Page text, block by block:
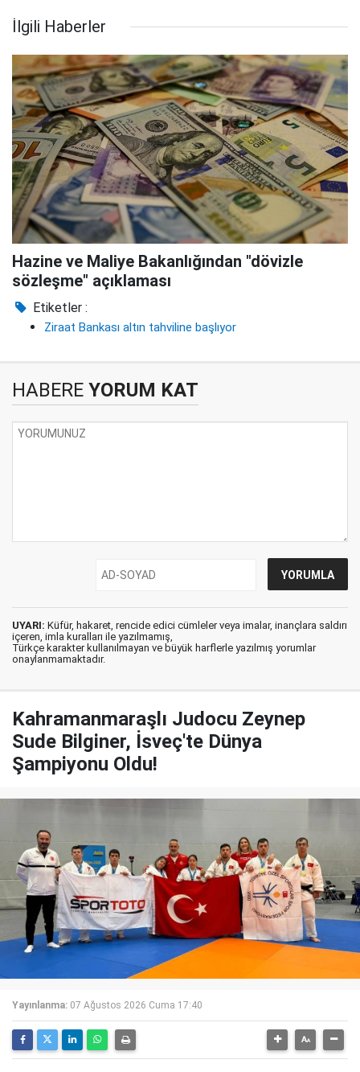
İlgili Haberler
Hazine ve Maliye Bakanlığından "dövizle
sözleşme" açıklaması
Etiketler :
Ziraat Bankası altın tahviline başlıyor
HABERE YORUM KAT
UYARI: Küfür, hakaret, rencide edici cümleler veya imalar, inançlara saldırı
içeren, imla kuralları ile yazılmamış,
Türkçe karakter kullanılmayan ve büyük harflerle yazılmış yorumlar
onaylanmamaktadır.
Kahramanmaraşlı Judocu Zeynep
Sude Bilginer, İsveç'te Dünya
Şampiyonu Oldu!
Yayınlanma: 07 Ağustos 2026 Cuma 17:40